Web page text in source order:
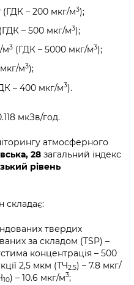
(ГДК – 200 мкг/м3);
(ГДК – 500 мкг/м3);
м3 (ГДК – 5000 мкг/м3);
м3);
– 400 мкг/м3).
мкЗв/год.
атмосферного
28 загальний індекс
рівень
складає:
твердих
за складом (TSP) –
концентрація – 500
2,5 мкм (ТЧ2.5) – 7.8 мкг/
10) – 10.6 мкг/м3;